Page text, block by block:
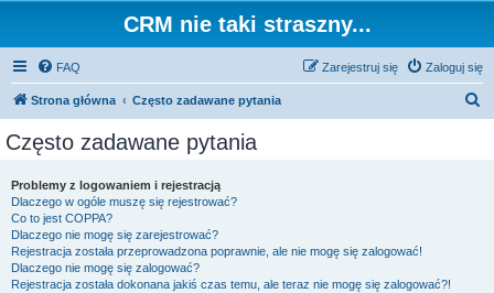
CRM nie taki straszny...
FAQ Zaloguj się
Zarejestruj się
Strona główna Często zadawane pytania
Często zadawane pytania
Problemy z logowaniem i rejestracją
Dlaczego w ogóle muszę się rejestrować?
Co to jest COPPA?
Dlaczego nie mogę się zarejestrować?
Rejestracja została przeprowadzona poprawnie, ale nie mogę się zalogować!
Dlaczego nie mogę się zalogować?
Rejestracja została dokonana jakiś czas temu, ale teraz nie mogę się zalogować?!